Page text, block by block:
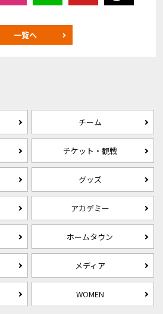
一覧へ
チーム
チケット・観戦
グッズ
アカデミー
ホームタウン
メディア
WOMEN